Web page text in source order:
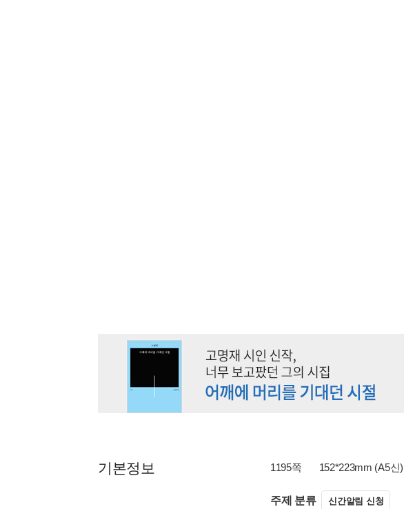
기본정보 1195쪽 152*223mm (A5신)
주제 분류 신간알림 신청